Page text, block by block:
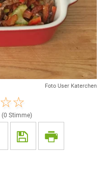
Foto User Katerchen
(0 Stimme)